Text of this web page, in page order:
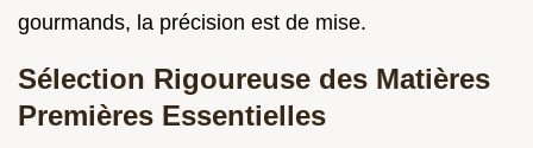
gourmands, la précision est de mise.
Sélection Rigoureuse des Matières
Premières Essentielles